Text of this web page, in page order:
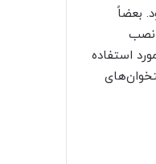
بعضاً
نصب
استفاده